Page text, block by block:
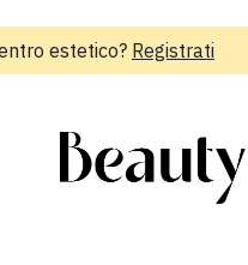
estetico? Registrati